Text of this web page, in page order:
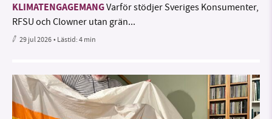
KLIMATENGAGEMANGVarför stödjer Sveriges Konsumenter,
RFSU och Clowner utan grän...
29 jul 2026• Lästid:4 min